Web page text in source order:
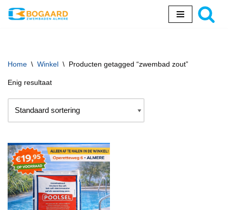
inhoud
Home \ Winkel \ Producten getagged “zwembad zout”
Enig resultaat